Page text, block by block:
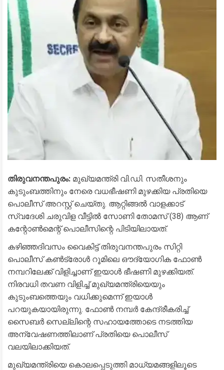
തിരുവനന്തപുരം: മുഖ്യമന്ത്രി വി.ഡി. സതീശനും
കുടുംബത്തിനും നേരെ വധഭീഷണി മുഴക്കിയ പ്രതിയെ
പൊലീസ് അറസ്റ്റ് ചെയ്തു. ആറ്റിങ്ങൽ വാളക്കാട്
സ്വദേശി ചരുവിള വീട്ടിൽ സോണി തോമസ് (38) ആണ്
കന്റോൺമെന്റ് പൊലീസിന്റെ പിടിയിലായത്.
​കഴിഞ്ഞദിവസം വൈകിട്ട് തിരുവനന്തപുരം സിറ്റി
പൊലീസ് കൺട്രോൾ റൂമിലെ ഔദ്യോഗിക ഫോൺ
നമ്പറിലേക്ക് വിളിച്ചാണ് ഇയാൾ ഭീഷണി മുഴക്കിയത്.
നിരവധി തവണ വിളിച്ച് മുഖ്യമന്ത്രിയെയും
കുടുംബത്തെയും വധിക്കുമെന്ന് ഇയാൾ
പറയുകയായിരുന്നു. ഫോൺ നമ്പർ കേന്ദ്രീകരിച്ച്
സൈബർ സെല്ലിന്റെ സഹായത്തോടെ നടത്തിയ
അന്വേഷണത്തിലാണ് പ്രതിയെ പൊലീസ്
വലയിലാക്കിയത്.
​മുഖ്യമന്ത്രിയെ കൊലപ്പെടുത്തി മാധ്യമങ്ങളിലൂടെ